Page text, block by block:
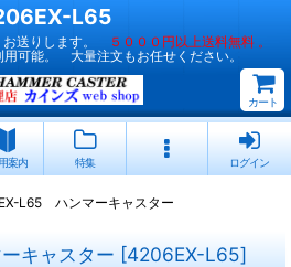
L65
送りします。
５０００円以上送料無料 。
可能。 大量注文もお任せください。
カート
案内 特集 ログイン
L65 ハンマーキャスター
キャスター [4206EX-L65]